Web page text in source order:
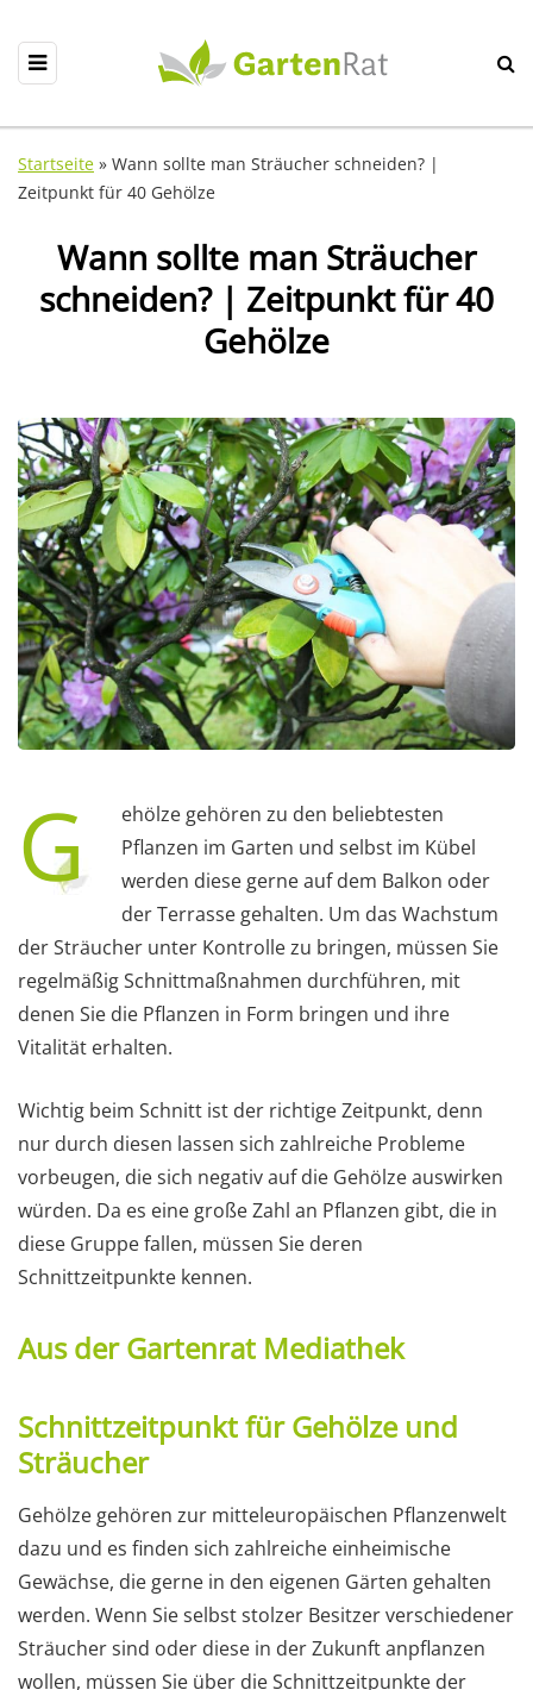
Startseite » Wann sollte man Sträucher schneiden? |
Zeitpunkt für 40 Gehölze
Wann sollte man Sträucher
schneiden? | Zeitpunkt für 40
Gehölze
G
ehölze gehören zu den beliebtesten
Pflanzen im Garten und selbst im Kübel
werden diese gerne auf dem Balkon oder
der Terrasse gehalten. Um das Wachstum
der Sträucher unter Kontrolle zu bringen, müssen Sie
regelmäßig Schnittmaßnahmen durchführen, mit
denen Sie die Pflanzen in Form bringen und ihre
Vitalität erhalten.
Wichtig beim Schnitt ist der richtige Zeitpunkt, denn
nur durch diesen lassen sich zahlreiche Probleme
vorbeugen, die sich negativ auf die Gehölze auswirken
würden. Da es eine große Zahl an Pflanzen gibt, die in
diese Gruppe fallen, müssen Sie deren
Schnittzeitpunkte kennen.
Aus der Gartenrat Mediathek
Schnittzeitpunkt für Gehölze und
Sträucher
Gehölze gehören zur mitteleuropäischen Pflanzenwelt
dazu und es finden sich zahlreiche einheimische
Gewächse, die gerne in den eigenen Gärten gehalten
werden. Wenn Sie selbst stolzer Besitzer verschiedener
Sträucher sind oder diese in der Zukunft anpflanzen
wollen, müssen Sie über die Schnittzeitpunkte der